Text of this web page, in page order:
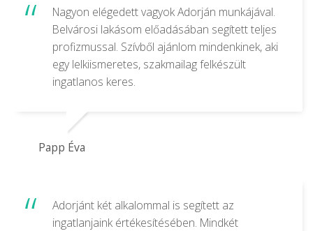
Nagyon elégedett vagyok Adorján munkájával.
Belvárosi lakásom előadásában segített teljes
profizmussal. Szívből ajánlom mindenkinek, aki
egy lelkiismeretes, szakmailag felkészült
ingatlanos keres.
Papp Éva
Adorjánt két alkalommal is segített az
ingatlanjaink értékesítésében. Mindkét